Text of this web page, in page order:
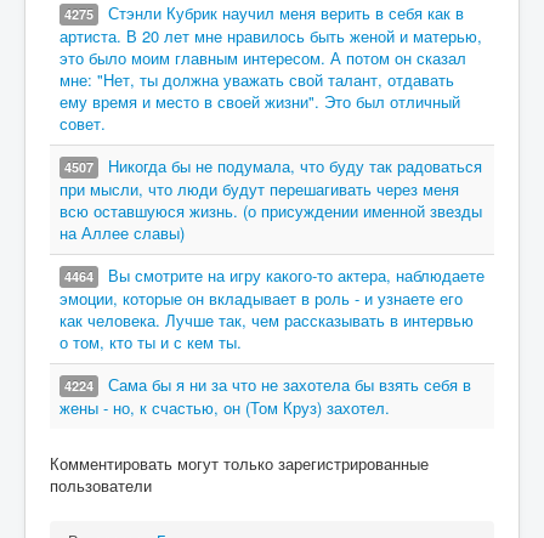
4275
Стэнли Кубрик научил меня верить в себя как в
артиста. В 20 лет мне нравилось быть женой и матерью,
это было моим главным интересом. А потом он сказал
мне: "Нет, ты должна уважать свой талант, отдавать
ему время и место в своей жизни". Это был отличный
совет.
4507
Никогда бы не подумала, что буду так радоваться
при мысли, что люди будут перешагивать через меня
всю оставшуюся жизнь. (о присуждении именной звезды
на Аллее славы)
4464
Вы смотрите на игру какого-то актера, наблюдаете
эмоции, которые он вкладывает в роль - и узнаете его
как человека. Лучше так, чем рассказывать в интервью
о том, кто ты и с кем ты.
4224
Сама бы я ни за что не захотела бы взять себя в
жены - но, к счастью, он (Том Круз) захотел.
Комментировать могут только зарегистрированные
пользователи